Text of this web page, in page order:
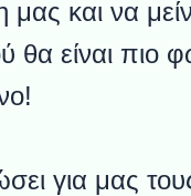
και να
θα είναι πιο
για μας